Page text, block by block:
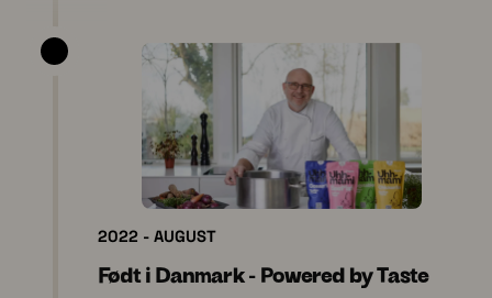
2022 - AUGUST
Født i Danmark - Powered by Taste